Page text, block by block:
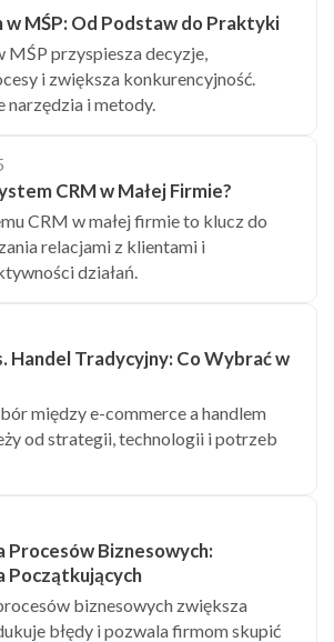
w MŚP: Od Podstaw do Praktyki
MŚP przyspiesza decyzje,
i zwiększa konkurencyjność.
i metody.
CRM w Małej Firmie?
CRM w małej firmie to klucz do
relacjami z klientami i
działań.
Handel Tradycyjny: Co Wybrać w
między e-commerce a handlem
od strategii, technologii i potrzeb
Biznesowych:
Początkujących
biznesowych zwiększa
błędy i pozwala firmom skupić